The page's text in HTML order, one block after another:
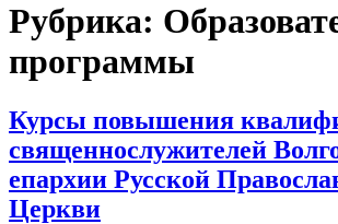
Рубрика:
программы
Курсы повышения
священнослужителей
епархии Русской
Церкви